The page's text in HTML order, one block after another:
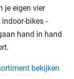
je eigen vier
bikes -
hand in hand
bekijken